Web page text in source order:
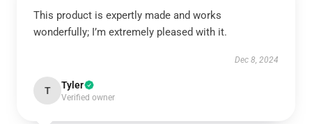
This product is expertly made and works
wonderfully; I’m extremely pleased with it.
Dec 8, 2024
T Tyler
Verified owner